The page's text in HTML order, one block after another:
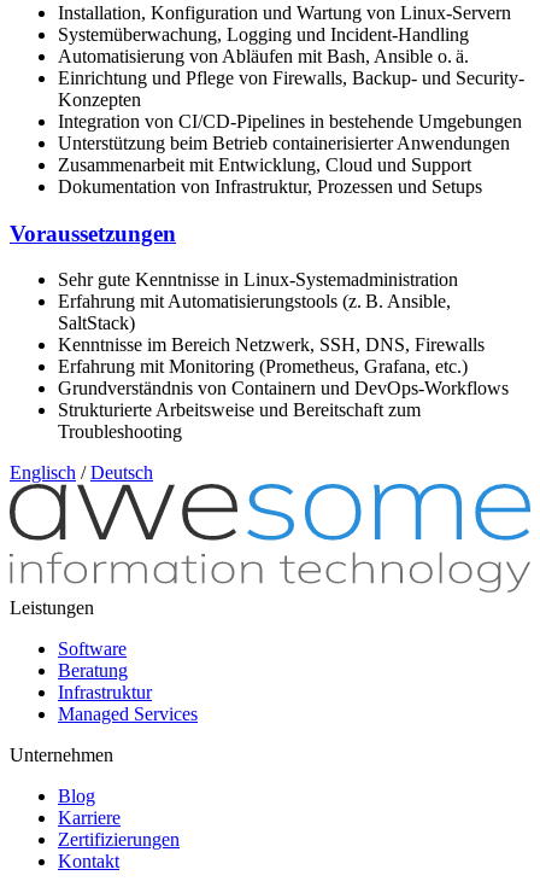
Installation, Konfiguration und Wartung von Linux-Servern
Systemüberwachung, Logging und Incident-Handling
Automatisierung von Abläufen mit Bash, Ansible o. ä.
Einrichtung und Pflege von Firewalls, Backup- und Security-
Konzepten
Integration von CI/CD-Pipelines in bestehende Umgebungen
Unterstützung beim Betrieb containerisierter Anwendungen
Zusammenarbeit mit Entwicklung, Cloud und Support
Dokumentation von Infrastruktur, Prozessen und Setups
Voraussetzungen
Sehr gute Kenntnisse in Linux-Systemadministration
Erfahrung mit Automatisierungstools (z. B. Ansible,
SaltStack)
Kenntnisse im Bereich Netzwerk, SSH, DNS, Firewalls
Erfahrung mit Monitoring (Prometheus, Grafana, etc.)
Grundverständnis von Containern und DevOps-Workflows
Strukturierte Arbeitsweise und Bereitschaft zum
Troubleshooting
Englisch /Deutsch
Leistungen
Software
Beratung
Infrastruktur
Managed Services
Unternehmen
Blog
Karriere
Zertifizierungen
Kontakt